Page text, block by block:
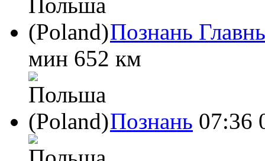
Познань
мин 652 км
Познань 07:36